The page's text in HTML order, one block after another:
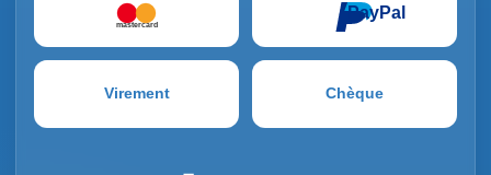
mastercard
PayPal
Virement Chèque